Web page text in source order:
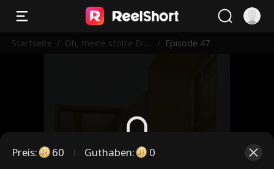
Startseite / Oh, meine stolze Erbi
/ Episode 47
Preis: 60 Guthaben: 0